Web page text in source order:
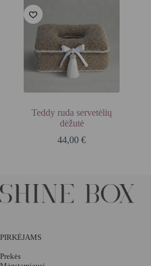
Teddy ruda servetėlių
dėžutė
44,00€
PIRKĖJAMS
Prekės